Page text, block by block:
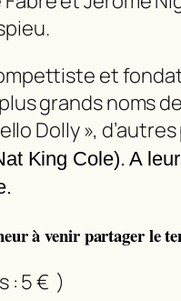
et
grands noms
Dolly »,
King Cole). A
à venir partager le
: 5 € )